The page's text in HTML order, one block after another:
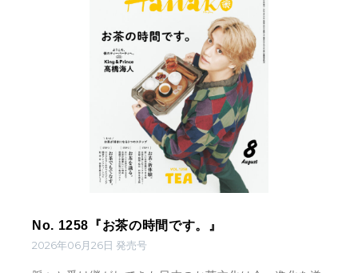
No. 1258『お茶の時間です。』
2026年06月26日 発売号